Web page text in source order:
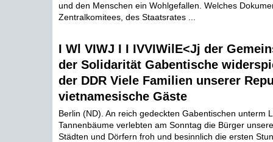
und den Menschen ein Wohlgefallen. Welches
Zentralkomitees, des Staatsrates ...
I Wl VIWJ I I IVVIWilE<Jj der
der Solidarität Gabentische
der DDR Viele Familien unserer
vietnamesische Gäste
Berlin (ND). An reich gedeckten Gabentischen unterm
Tannenbäume verlebten am Sonntag die Bürger
Städten und Dörfern froh und besinnlich die ersten